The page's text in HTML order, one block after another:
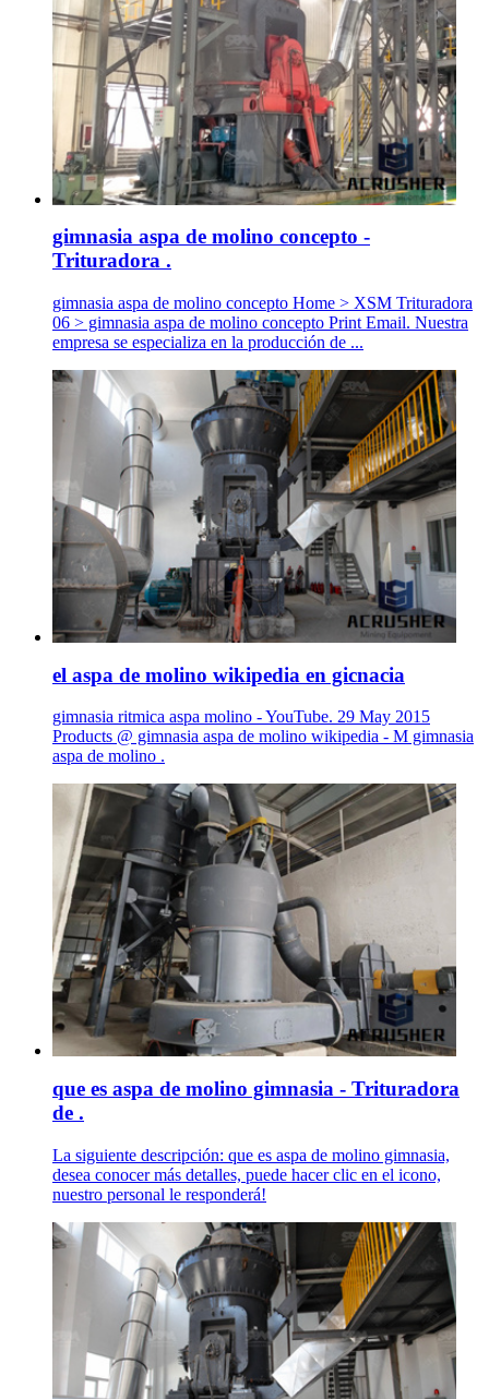
gimnasia aspa de molino concepto -
Trituradora .
gimnasia aspa de molino concepto Home > XSM Trituradora
06 > gimnasia aspa de molino concepto Print Email. Nuestra
empresa se especializa en la producción de ...
el aspa de molino wikipedia en gicnacia
gimnasia ritmica aspa molino - YouTube. 29 May 2015
Products @ gimnasia aspa de molino wikipedia - M gimnasia
aspa de molino .
que es aspa de molino gimnasia - Trituradora
de .
La siguiente descripción: que es aspa de molino gimnasia,
desea conocer más detalles, puede hacer clic en el icono,
nuestro personal le responderá!